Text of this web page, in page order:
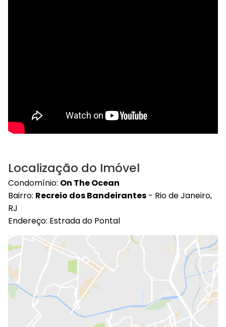
Localização do Imóvel
Condomínio: On The Ocean
Bairro: Recreio dos Bandeirantes - Rio de Janeiro,
RJ
Endereço: Estrada do Pontal